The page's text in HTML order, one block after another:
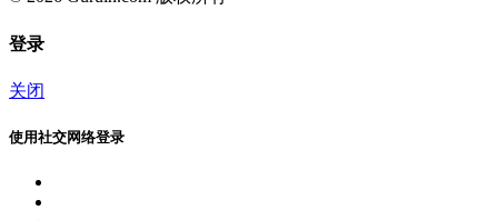
登录
关闭
使用社交网络登录